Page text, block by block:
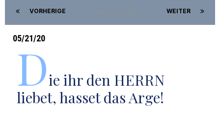
VORHERIGE WEITER
05/21/20
Die ihr den HERRN
liebet, hasset das Arge!